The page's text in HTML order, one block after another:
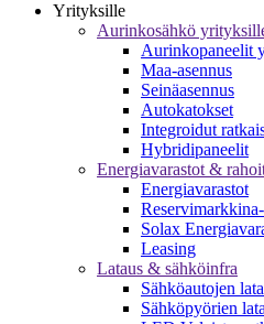
Yrityksille
Aurinkosähkö
Aurinkopaneelit
Maa-asennus
Seinäasennus
Autokatokset
Integroidut
Hybridipaneelit
Energiavarastot &
Energiavarastot
Solax
Leasing
Lataus & sähköinfra
Sähköautojen
Sähköpyörien